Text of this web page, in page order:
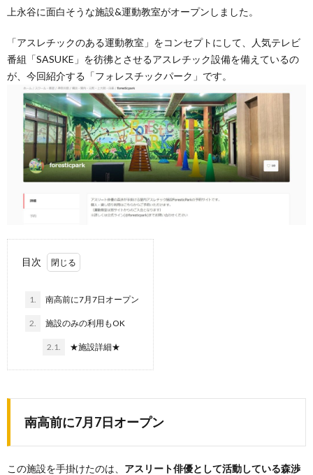
上永谷に面白そうな施設&運動教室がオープンしました。
「アスレチックのある運動教室」をコンセプトにして、人気テレビ
番組「SASUKE」を彷彿とさせるアスレチック設備を備えているの
が、今回紹介する「フォレスチックパーク」です。
目次
1. 南高前に7月7日オープン
2. 施設のみの利用もOK
2.1. ★施設詳細★
南高前に7月7日オープン
この施設を手掛けたのは、 アスリート俳優として活動している森渉